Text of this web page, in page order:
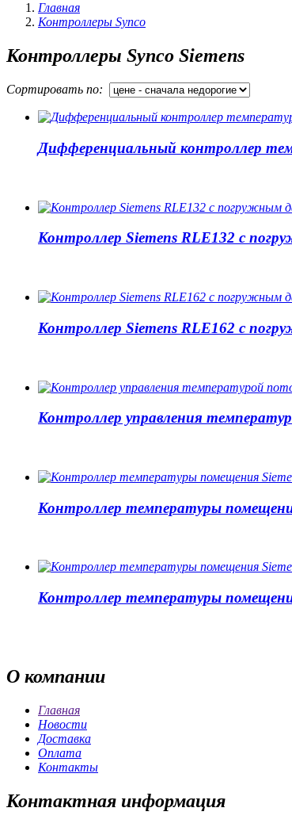
Главная
Контроллеры Synco
Контроллеры Synco Siemens
Сортировать по:
Дифференциальный контроллер
Контроллер Siemens RLE132 с
Контроллер Siemens RLE162 с
Контроллер управления
Контроллер температуры
Контроллер температуры
О компании
Главная
Новости
Доставка
Оплата
Контакты
Контактная информация